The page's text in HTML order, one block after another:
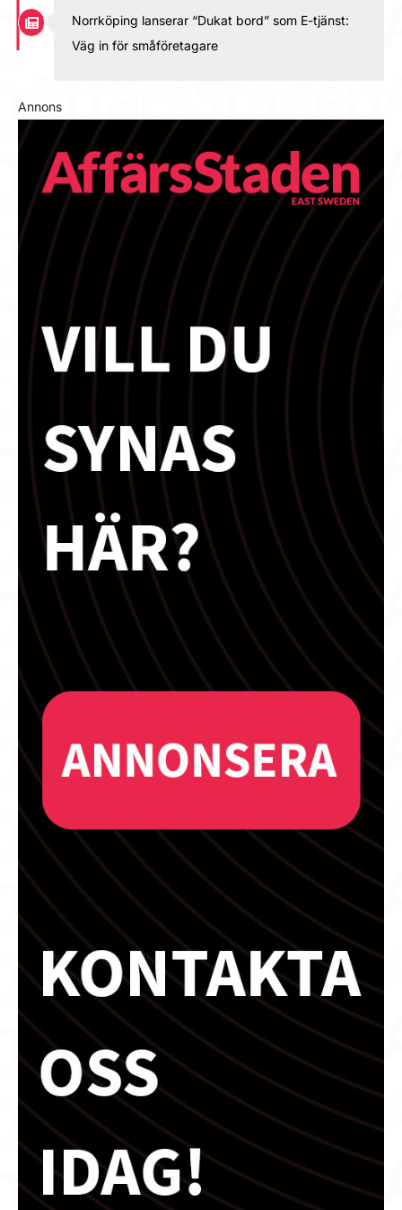
Norrköping lanserar “Dukat bord” som E-tjänst:
Väg in för småföretagare
Annons